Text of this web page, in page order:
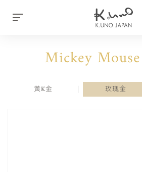
Mickey
黃K金 玫瑰金